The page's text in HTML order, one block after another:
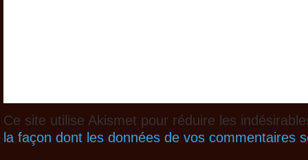
Ce site utilise Akismet pour réduire les
la façon dont les données de vos commentaires